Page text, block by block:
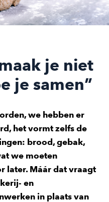
je niet
je samen”
we hebben er
het vormt zelfs de
brood, gebak,
we moeten
later. Máár dat vraagt
en
in plaats van